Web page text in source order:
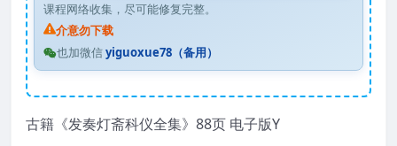
课程网络收集，尽可能修复完整。
介意勿下载
也加微信yiguoxue78（备用）
古籍《发奏灯斋科仪全集》88页 电子版Y